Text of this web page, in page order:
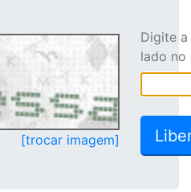
[trocar imagem]
Digite
lado no